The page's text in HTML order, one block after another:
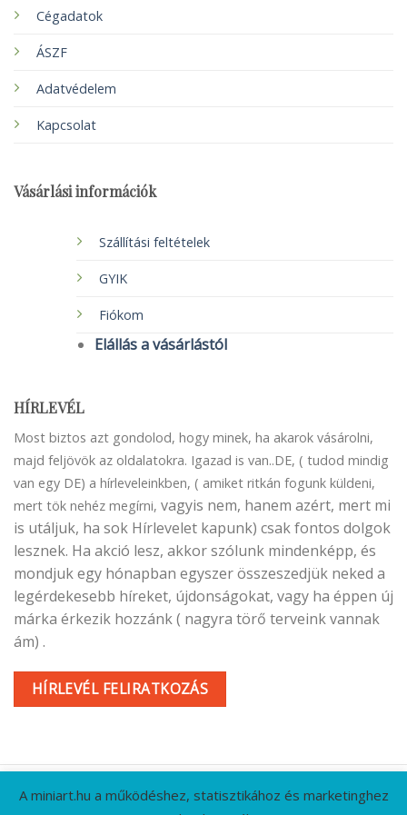
Cégadatok
ÁSZF
Adatvédelem
Kapcsolat
Vásárlási információk
Szállítási feltételek
GYIK
Fiókom
Elállás a vásárlástól
HÍRLEVÉL
Most biztos azt gondolod, hogy minek, ha akarok vásárolni,
majd feljövök az oldalatokra. Igazad is van..DE, ( tudod mindig
van egy DE) a hírleveleinkben, ( amiket ritkán fogunk küldeni,
mert tök nehéz megírni, vagyis nem, hanem azért, mert mi
is utáljuk, ha sok Hírlevelet kapunk) csak fontos dolgok
lesznek. Ha akció lesz, akkor szólunk mindenképp, és
mondjuk egy hónapban egyszer összeszedjük neked a
legérdekesebb híreket, újdonságokat, vagy ha éppen új
márka érkezik hozzánk ( nagyra törő terveink vannak
ám) .
HÍRLEVÉL FELIRATKOZÁS
A miniart.hu a működéshez, statisztikához és marketinghez